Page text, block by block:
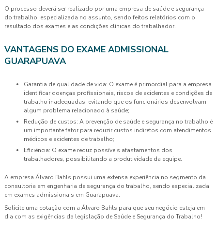
O processo deverá ser realizado por uma empresa de saúde e segurança
do trabalho, especializada no assunto, sendo feitos relatórios com o
resultado dos exames e as condições clínicas do trabalhador.
VANTAGENS DO EXAME ADMISSIONAL
GUARAPUAVA
Garantia de qualidade de vida: O exame é primordial para a empresa
identificar doenças profissionais, riscos de acidentes e condições de
trabalho inadequadas, evitando que os funcionários desenvolvam
algum problema relacionado à saúde;
Redução de custos: A prevenção de saúde e segurança no trabalho é
um importante fator para reduzir custos indiretos com atendimentos
médicos e acidentes de trabalho;
Eficiência: O exame reduz possíveis afastamentos dos
trabalhadores, possibilitando a produtividade da equipe.
A empresa Álvaro Bahls possui uma extensa experiência no segmento da
consultoria em engenharia de segurança do trabalho, sendo especializada
em exames admissionais em Guarapuava.
Solicite uma cotação com a Álvaro Bahls para que seu negócio esteja em
dia com as exigências da legislação de Saúde e Segurança do Trabalho!